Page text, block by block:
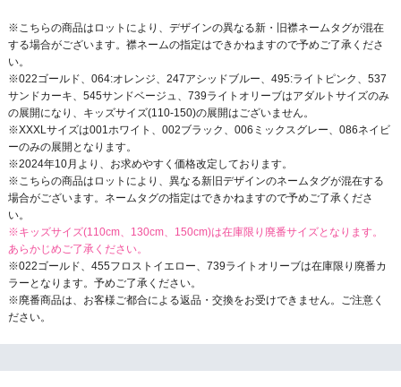
※こちらの商品はロットにより、デザインの異なる新・旧襟ネームタグが混在
する場合がございます。襟ネームの指定はできかねますので予めご了承くださ
い。
※022ゴールド、064:オレンジ、247アシッドブルー、495:ライトピンク、537
サンドカーキ、545サンドベージュ、739ライトオリーブはアダルトサイズのみ
の展開になり、キッズサイズ(110-150)の展開はございません。
※XXXLサイズは001ホワイト、002ブラック、006ミックスグレー、086ネイビ
ーのみの展開となります。
※2024年10月より、お求めやすく価格改定しております。
※こちらの商品はロットにより、異なる新旧デザインのネームタグが混在する
場合がございます。ネームタグの指定はできかねますので予めご了承くださ
い。
※キッズサイズ(110cm、130cm、150cm)は在庫限り廃番サイズとなります。
あらかじめご了承ください。
※022ゴールド、455フロストイエロー、739ライトオリーブは在庫限り廃番カ
ラーとなります。予めご了承ください。
※廃番商品は、お客様ご都合による返品・交換をお受けできません。ご注意く
ださい。